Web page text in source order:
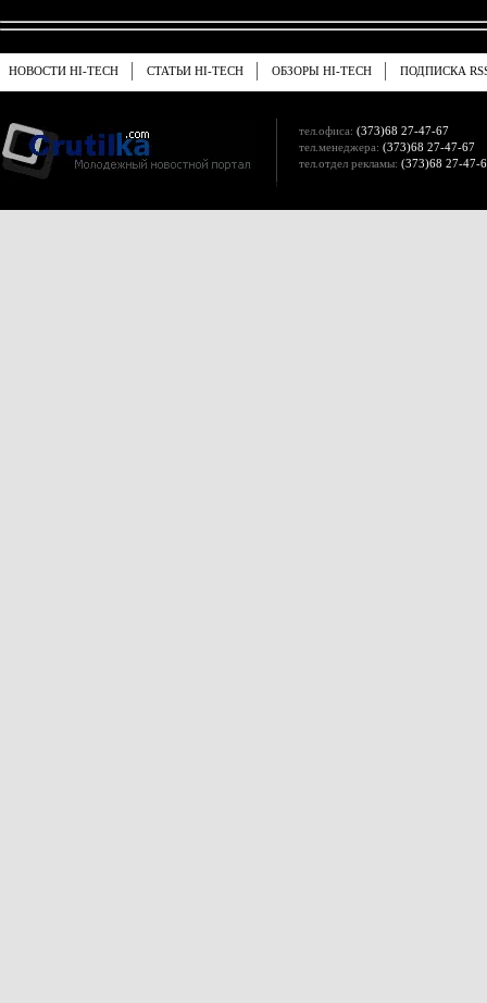
НОВОСТИ HI-TECH СТАТЬИ HI-TECH ОБЗОРЫ HI-TECH ПОДПИСКА
тел.офиса: (373)68 27-47-67
тел.менеджера: (373)68 27-47-67
тел.отдел рекламы: (373)68 27-47-